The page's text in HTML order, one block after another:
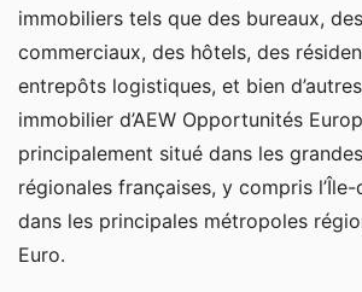
immobiliers tels que des bureaux,
commerciaux, des hôtels, des
entrepôts logistiques, et bien
immobilier d’AEW Opportunités
principalement situé dans les
régionales françaises, y compris
dans les principales métropoles
Euro.